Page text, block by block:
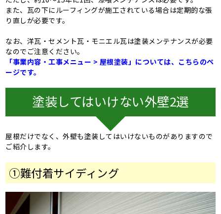
また、瓦の下にルーフィングが施工されている場合は定期的な張
り直しが必要です。
なお、洋瓦・セメント瓦・モニエル瓦は塗装メンテナンスが必要
なのでご注意ください。
「事業内容・工事メニュー > 屋根塗装」については、こちらのペ
ージです。
塗装してはいけない外壁2選
屋根だけでなく、外壁も塗装してはいけないものがありますので
ご紹介します。
①難付着サイディング